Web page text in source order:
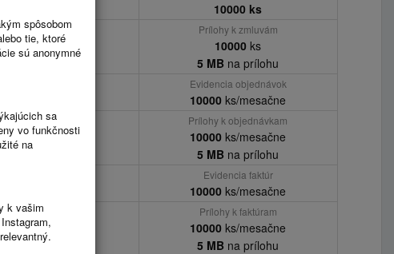
Prílohy k zmluvám
5000ks
na prílohu
k objednávkam
ks/mesačne
Prílohy k faktúram
ks/mesačne
5 MBna prílohu
10000 ks
Prílohy k zmluvám
10000ks
5 MB na prílohu
Evidencia objednávok
10000ks/mesačne
Prílohy k objednávkam
10000ks/mesačne
5 MB na prílohu
Evidencia faktúr
10000ks/mesačne
Prílohy k faktúram
10000ks/mesačne
5 MB na prílohu
spôsobom
tie, ktoré
sú anonymné
sa
vo funkčnosti
na
k vašim